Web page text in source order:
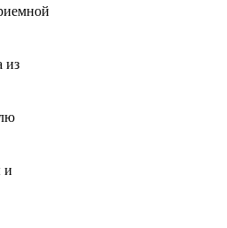
из
и